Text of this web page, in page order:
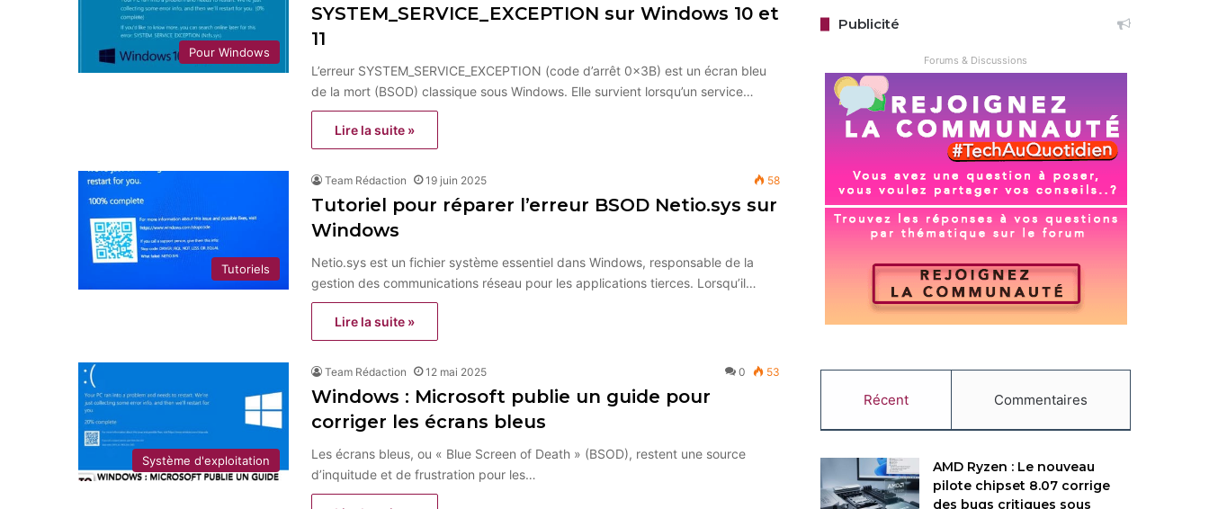
Pour Windows
SYSTEM_SERVICE_EXCEPTION sur Windows 10 et
11
L’erreur SYSTEM_SERVICE_EXCEPTION (code d’arrêt 0x3B) est un écran bleu
de la mort (BSOD) classique sous Windows. Elle survient lorsqu’un service…
Lire la suite »
Tutoriels
Team Rédaction 19 juin 2025 58
Tutoriel pour réparer l’erreur BSOD Netio.sys sur
Windows
Netio.sys est un fichier système essentiel dans Windows, responsable de la
gestion des communications réseau pour les applications tierces. Lorsqu’il…
Lire la suite »
Système d'exploitation
Team Rédaction 12 mai 2025 0 53
Windows : Microsoft publie un guide pour
corriger les écrans bleus
Les écrans bleus, ou « Blue Screen of Death » (BSOD), restent une source
d’inquitude et de frustration pour les…
Publicité
Forums & Discussions
Récent Commentaires
AMD Ryzen : Le nouveau
pilote chipset 8.07 corrige
des bugs critiques sous